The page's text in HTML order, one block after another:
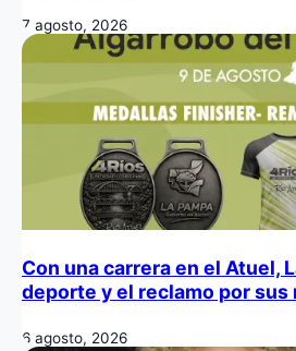
7 agosto, 2026
Con una carrera en el Atuel,
deporte y el reclamo por sus
6 agosto, 2026